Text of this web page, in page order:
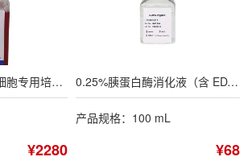
HUVEC-RFP-puro细胞专用培养基
¥2280
0.25%胰蛋白酶消化液（含 EDTA，不含酚红）
产品规格：100 mL
¥68